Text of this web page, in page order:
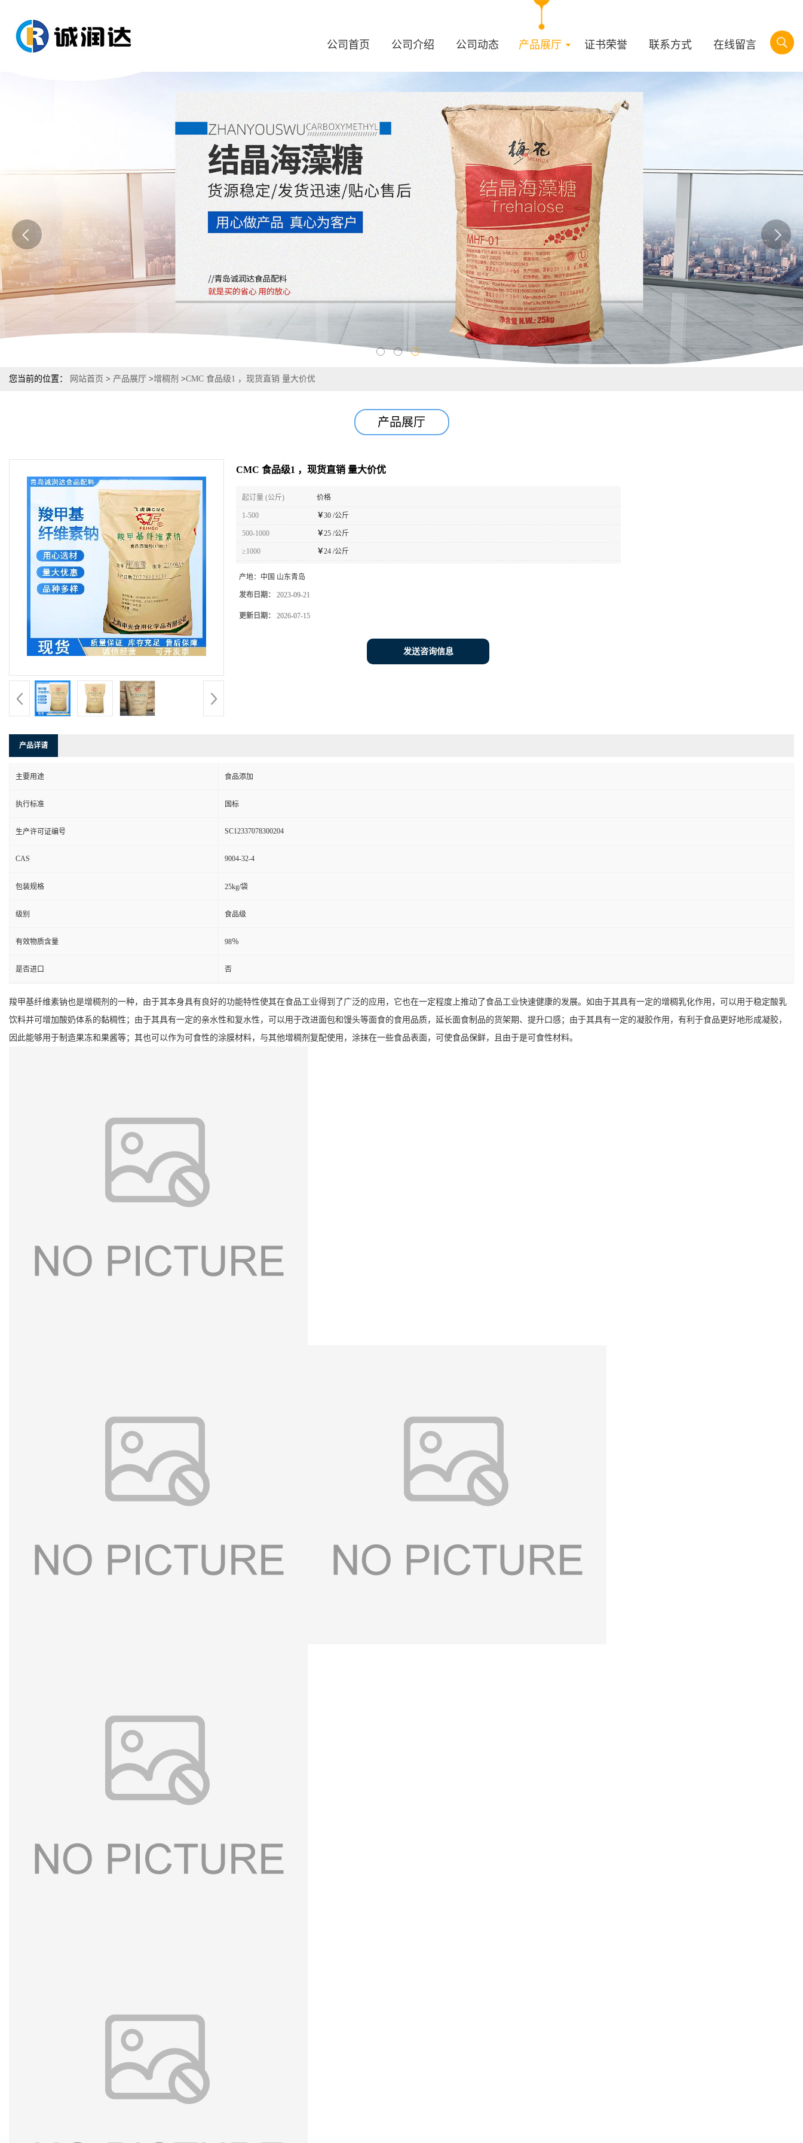
公司首页 公司介绍 公司动态 产品展厅 证书荣誉 联系方式 在线留言
您当前的位置： 网站首页 > 产品展厅 >增稠剂 >CMC 食品级1 ，现货直销 量大价优
产品展厅
CMC 食品级1 ，现货直销 量大价优
起订量 (公斤) 价格
1-500 ￥30 /公斤
500-1000 ￥25 /公斤
≥1000 ￥24 /公斤
产地： 中国 山东青岛
发布日期： 2023-09-21
更新日期： 2026-07-15
发送咨询信息
产品详请
主要用途 食品添加
执行标准 国标
生产许可证编号 SC12337078300204
CAS 9004-32-4
包装规格 25kg/袋
级别 食品级
有效物质含量 98％
是否进口 否
羧甲基纤维素钠也是增稠剂的一种，由于其本身具有良好的功能特性使其在食品工业得到了广泛的应用，它也在一定程度上推动了食品工业快速健康的发展。如由于其具有一定的增稠乳化作用，可以用于稳定酸乳
饮料并可增加酸奶体系的黏稠性；由于其具有一定的亲水性和复水性，可以用于改进面包和馒头等面食的食用品质，延长面食制品的货架期、提升口感；由于其具有一定的凝胶作用，有利于食品更好地形成凝胶，
因此能够用于制造果冻和果酱等；其也可以作为可食性的涂膜材料，与其他增稠剂复配使用，涂抹在一些食品表面，可使食品保鲜，且由于是可食性材料。